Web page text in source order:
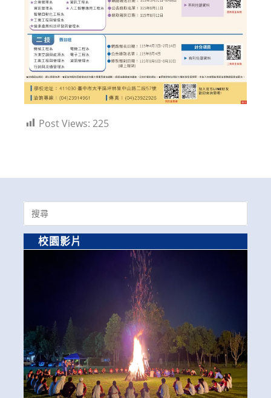
Post Views: 225
Search
for:
校園影片